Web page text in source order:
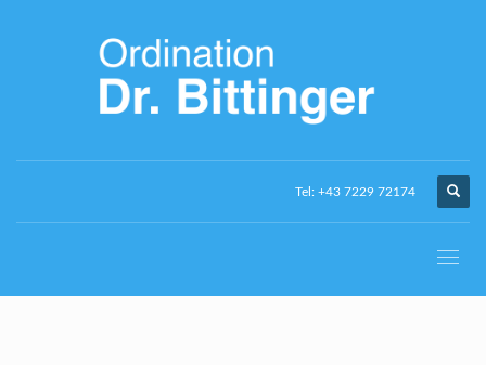
Tel: +43 7229 72174